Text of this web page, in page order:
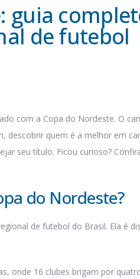
guia
de futebol
com a Copa do Nordeste​. O
descobrir quem é a melhor em
seu título. Ficou curioso?
do Nordeste​?
de futebol do Brasil. Ela é
onde 16 clubes brigam por